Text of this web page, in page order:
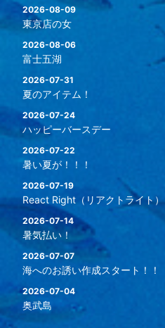
2026-08-09
東京店の女
2026-08-06
富士五湖
2026-07-31
夏のアイテム！
2026-07-24
ハッピーバースデー
2026-07-22
暑い夏が！！！
2026-07-19
React Right（リアクトライト）
2026-07-14
暑気払い！
2026-07-07
海へのお誘い作成スタート！！
2026-07-04
奥武島